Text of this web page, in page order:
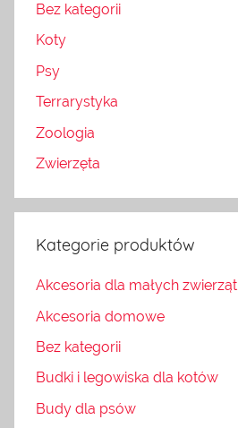
Bez kategorii
Koty
Psy
Terrarystyka
Zoologia
Zwierzęta
Kategorie produktów
Akcesoria dla małych zwierząt
Akcesoria domowe
Bez kategorii
Budki i legowiska dla kotów
Budy dla psów